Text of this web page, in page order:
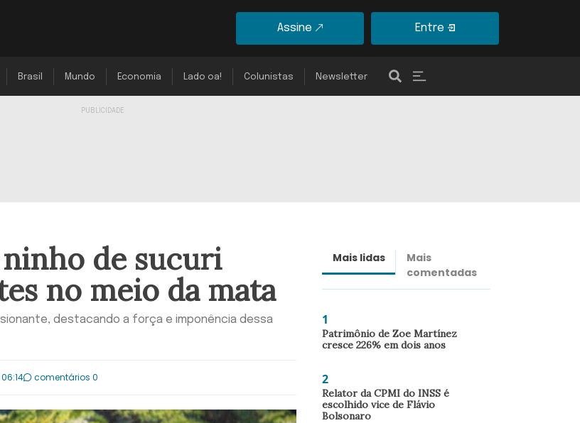
Assine Entre
Brasil Mundo Economia Lado oa! Colunistas Newsletter
de sucuri
no meio da mata
destacando a força e imponência dessa
comentários 0
Mais lidas
Mais
comentadas
1
Patrimônio de Zoe Martínez
cresce 226% em dois anos
2
Relator da CPMI do INSS é
escolhido vice de Flávio
Bolsonaro